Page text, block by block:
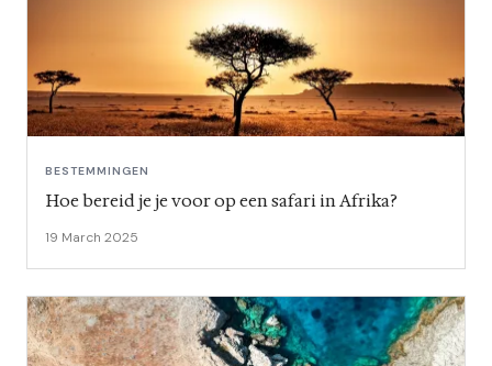
BESTEMMINGEN
Hoe bereid je je voor op een safari in Afrika?
19 March 2025